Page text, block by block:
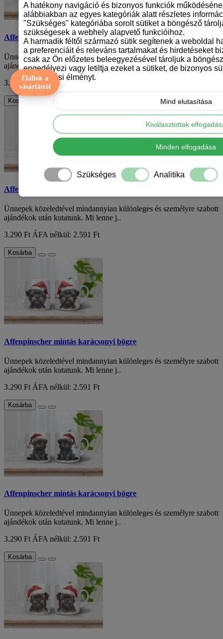
Affenpinscher mintás karácsonyi bögre
Ünnepek közeledtével mindannyian különleges és személyre szabott
ajándékok után kutatunk. Mi lenne j..
3.290 FtÁFA nélkül: 2.591 Ft
Kosárba
Affenpinscher mintás karácsonyi bögre
Ünnepek közeledtével mindannyian különleges és személyre szabott
ajándékok után kutatunk. Mi lenne j..
3.290 Ft ÁFA nélkül: 2.591 Ft
Kosárba
Affenpinscher mintás karácsonyi bögre
Ünnepek közeledtével mindannyian különleges és személyre szabott
ajándékok után kutatunk. Mi lenne j..
3.290 Ft ÁFA nélkül: 2.591 Ft
Kosárba
Affenpinscher mintás karácsonyi bögre
Ünnepek közeledtével mindannyian különleges és személyre szabott
ajándékok után kutatunk. Mi lenne j..
3.290 FtÁFA nélkül: 2.591 Ft
Kosárba
Elállok a
vásárlástól
A hatékony navigáció és bizonyos funkciók
alábbiakban az egyes kategóriák alatt részletes
"Szükséges" kategóriába sorolt sütiket a böngésző
szükségesek a webhely alapvető funkcióihoz.
A harmadik féltől származó sütik segítenek a weboldal
a preferenciáit és releváns tartalmakat és hirdetéseket
csak az Ön előzetes beleegyezésével tároljuk a
engedélyezi vagy letiltja ezeket a sütiket, de bizonyos
böngészési élményt.
Mind elutasítása
Kiválasztottak
Minden elfogadása
Szükséges Analitika